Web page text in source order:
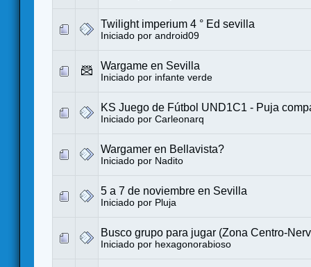
Twilight imperium 4 ° Ed sevilla
Iniciado por android09
Wargame en Sevilla
Iniciado por infante verde
KS Juego de Fútbol UND1C1 - Puja
Iniciado por Carleonarq
Wargamer en Bellavista?
Iniciado por Nadito
5 a 7 de noviembre en Sevilla
Iniciado por Pluja
Busco grupo para jugar (Zona Centro-
Iniciado por hexagonorabioso